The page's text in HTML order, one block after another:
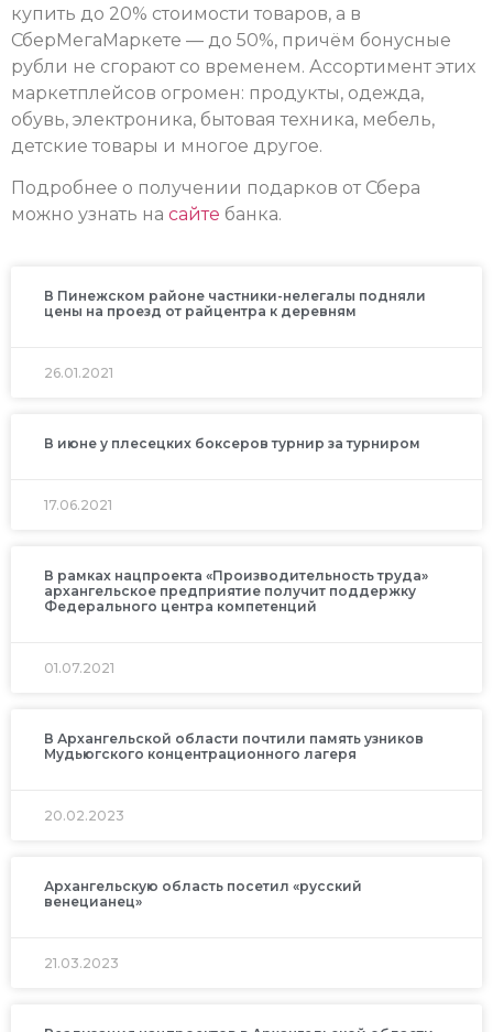
купить до 20% стоимости товаров, а в
СберМегаМаркете — до 50%, причём бонусные
рубли не сгорают со временем. Ассортимент этих
маркетплейсов огромен: продукты, одежда,
обувь, электроника, бытовая техника, мебель,
детские товары и многое другое.
Подробнее о получении подарков от Сбера
можно узнать на сайте банка.
В Пинежском районе частники-нелегалы подняли
цены на проезд от райцентра к деревням
26.01.2021
В июне у плесецких боксеров турнир за турниром
17.06.2021
В рамках нацпроекта «Производительность труда»
архангельское предприятие получит поддержку
Федерального центра компетенций
01.07.2021
В Архангельской области почтили память узников
Мудьюгского концентрационного лагеря
20.02.2023
Архангельскую область посетил «русский
венецианец»
21.03.2023